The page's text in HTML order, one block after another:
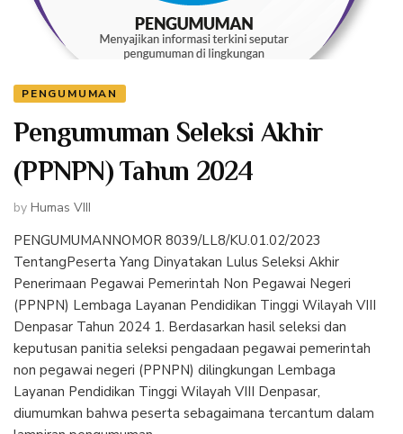
PENGUMUMAN
Pengumuman Seleksi Akhir
(PPNPN) Tahun 2024
by Humas VIII
PENGUMUMANNOMOR 8039/LL8/KU.01.02/2023
TentangPeserta Yang Dinyatakan Lulus Seleksi Akhir
Penerimaan Pegawai Pemerintah Non Pegawai Negeri
(PPNPN) Lembaga Layanan Pendidikan Tinggi Wilayah VIII
Denpasar Tahun 2024 1. Berdasarkan hasil seleksi dan
keputusan panitia seleksi pengadaan pegawai pemerintah
non pegawai negeri (PPNPN) dilingkungan Lembaga
Layanan Pendidikan Tinggi Wilayah VIII Denpasar,
diumumkan bahwa peserta sebagaimana tercantum dalam